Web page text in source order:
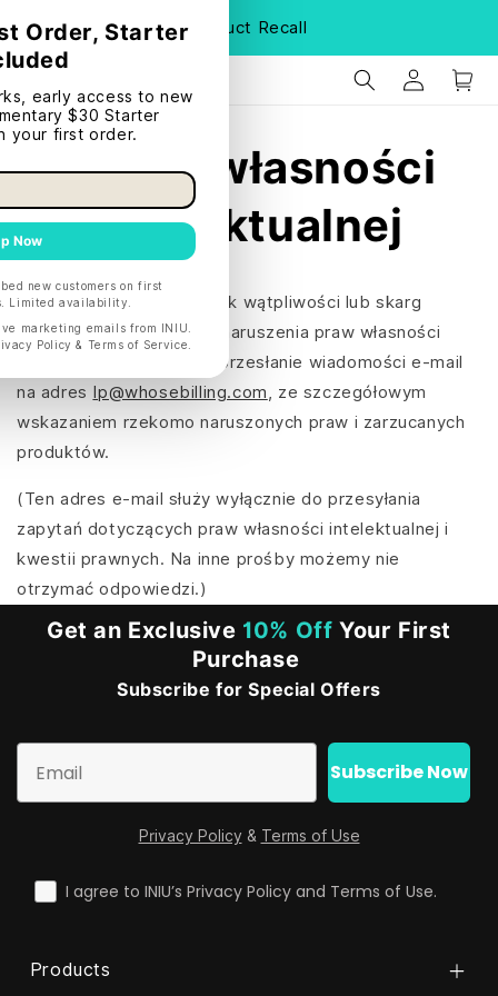
Product Recall
Prawa własności
intelektualnej
W przypadku jakichkolwiek wątpliwości lub skarg
dotyczących możliwego naruszenia praw własności
intelektualnej prosimy o przesłanie wiadomości e-mail
na adres Ip@whosebilling.com, ze szczegółowym
wskazaniem rzekomo naruszonych praw i zarzucanych
produktów.
(Ten adres e-mail służy wyłącznie do przesyłania
zapytań dotyczących praw własności intelektualnej i
kwestii prawnych. Na inne prośby możemy nie
otrzymać odpowiedzi.)
Get an Exclusive 10% Off Your First
Purchase
Subscribe for Special Offers
Subscribe Now
Privacy Policy & Terms of Use
checkI agree to INIU’s Privacy Policy and Terms of Use.
Products